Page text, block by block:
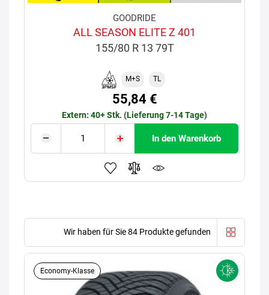
GOODRIDE
ALL SEASON ELITE Z 401
155/80 R 13 79T
M+S TL
55,84 €
Extern: 40+ Stk. (Lieferung 7-14 Tage)
In den Warenkorb
Wir haben für Sie 84 Produkte gefunden
Economy-Klasse